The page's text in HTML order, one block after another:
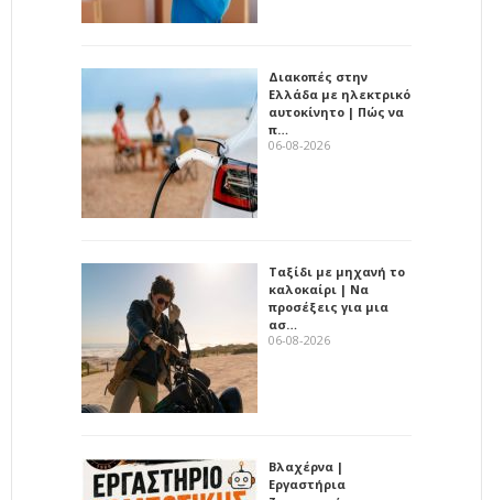
Διακοπές στην
Ελλάδα με ηλεκτρικό
αυτοκίνητο | Πώς να
π…
06-08-2026
Ταξίδι με μηχανή το
καλοκαίρι | Να
προσέξεις για μια
ασ…
06-08-2026
Βλαχέρνα |
Εργαστήρια